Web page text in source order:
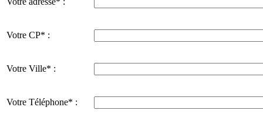
Votre CP* :
Votre Ville* :
Votre Téléphone* :